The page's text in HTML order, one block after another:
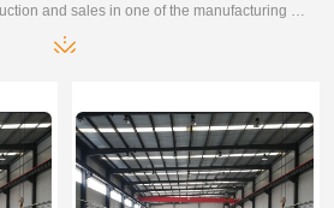
Development, design, production and sales in one of the manufacturing enterprises